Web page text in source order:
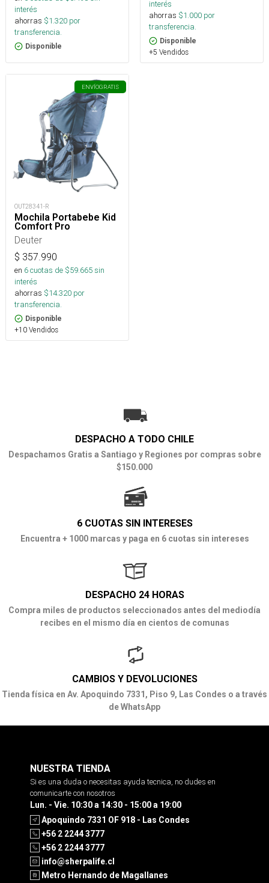
interés
ahorras $1.320 por
transferencia.
Disponible
interés
ahorras $1.000 por
transferencia.
Disponible
+5 Vendidos
ENVÍOGRATIS
OUT28341-R
Mochila Portabebe Kid
Comfort Pro
Deuter
$ 357.990
en 6cuotas de $59.665sin
interés
ahorras $14.320 por
transferencia.
Disponible
+10 Vendidos
DESPACHO A TODO CHILE
Despachamos Gratis a Santiago y Regiones por compras sobre
$150.000
6 CUOTAS SIN INTERESES
Encuentra + 1000 marcas y paga en 6 cuotas sin intereses
DESPACHO 24 HORAS
Compra miles de productos seleccionados antes del mediodía
recibes en el mismo día en cientos de comunas
CAMBIOS Y DEVOLUCIONES
Tienda física en Av. Apoquindo 7331, Piso 9, Las Condes o a través
de WhatsApp
NUESTRA TIENDA
Si es una duda o necesitas ayuda tecnica, no dudes en
comunicarte con nosotros
Lun. - Vie. 10:30 a 14:30 - 15:00 a 19:00
Apoquindo 7331 OF 918 - Las Condes
+56 2 2244 3777
+56 2 2244 3777
info@sherpalife.cl
Metro Hernando de Magallanes